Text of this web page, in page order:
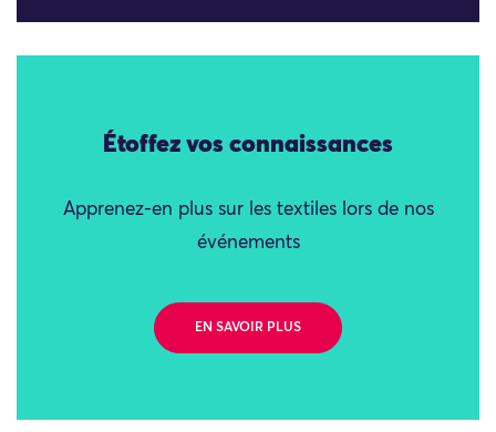
Étoffez vos connaissances
Apprenez-en plus sur les textiles lors de nos
événements
EN SAVOIR PLUS